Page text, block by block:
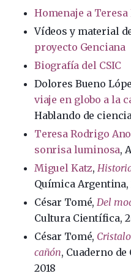
Homenaje a
Vídeos y material
proyecto Genciana
Biografía del CSIC
Dolores Bueno
viaje en globo a la
Hablando de
Teresa Rodrigo
sonrisa luminosa,
Miguel Katz,
Química Argentina,
César Tomé,Del
Cultura Científica,
César Tomé,
cañón, Cuaderno
2018